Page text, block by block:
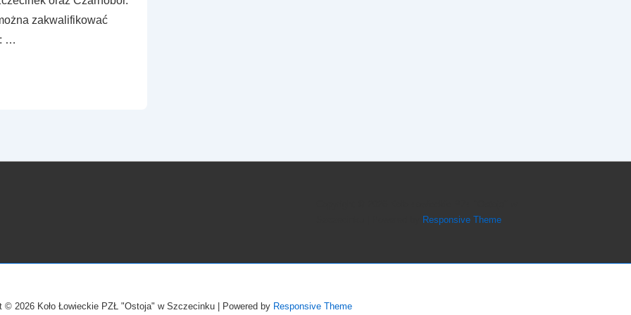
zakwalifikować
…
Responsive Theme
© 2026 Koło Łowieckie PZŁ "Ostoja" w Szczecinku | Powered by Responsive Theme